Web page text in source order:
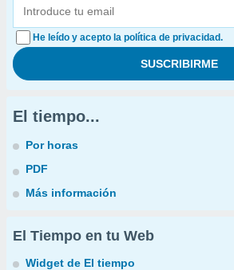
He leído y acepto la política de privacidad.
El tiempo...
Por horas
PDF
Más información
El Tiempo en tu Web
Widget de El tiempo